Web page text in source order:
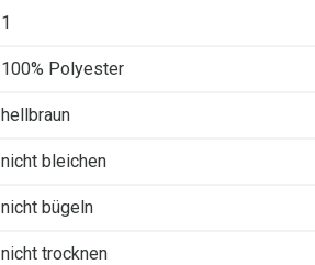
1
100% Polyester
hellbraun
nicht bleichen
nicht bügeln
nicht trocknen